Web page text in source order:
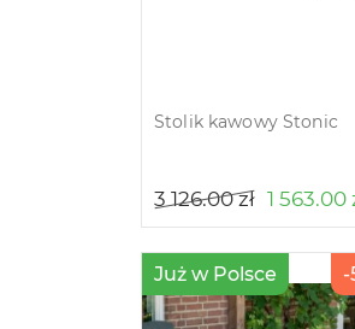
Stolik kawowy Stonic
3 126.00zł 1 563.00
Już w Polsce -